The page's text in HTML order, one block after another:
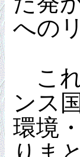
への
これ
ンス
環境